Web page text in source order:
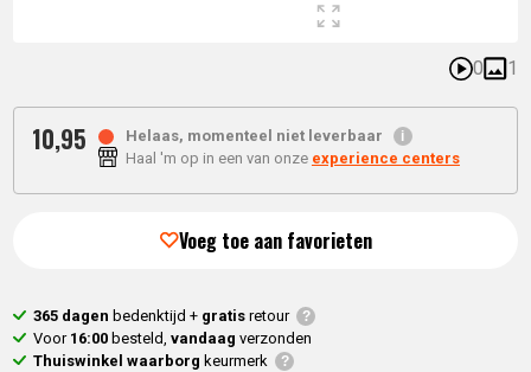
0 1
10,95
Helaas, momenteel niet leverbaar
Haal 'm op in een van onze experience centers
Voeg toe aan favorieten
365 dagen bedenktijd + gratisretour
Voor 16:00 besteld,vandaag verzonden
Thuiswinkel waarborg keurmerk